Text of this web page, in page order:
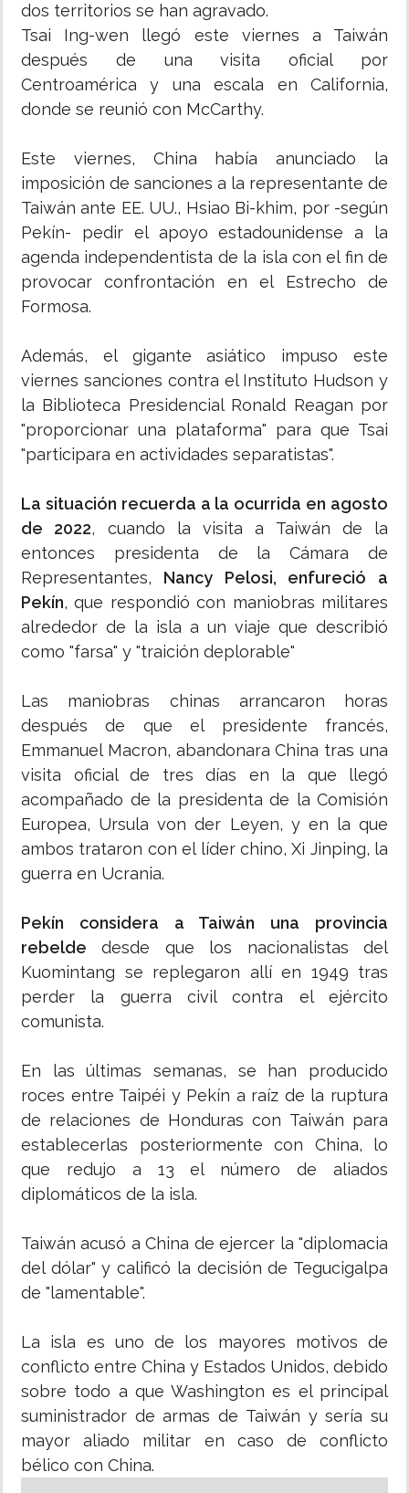
dos territorios se han agravado.
Tsai Ing-wen llegó este viernes a Taiwán
después de una visita oficial por
Centroamérica y una escala en California,
donde se reunió con McCarthy.
Este viernes, China había anunciado la
imposición de sanciones a la representante de
Taiwán ante EE. UU., Hsiao Bi-khim, por -según
Pekín- pedir el apoyo estadounidense a la
agenda independentista de la isla con el fin de
provocar confrontación en el Estrecho de
Formosa.
Además, el gigante asiático impuso este
viernes sanciones contra el Instituto Hudson y
la Biblioteca Presidencial Ronald Reagan por
"proporcionar una plataforma" para que Tsai
"participara en actividades separatistas".
La situación recuerda a la ocurrida en agosto
de 2022, cuando la visita a Taiwán de la
entonces presidenta de la Cámara de
Representantes, Nancy Pelosi, enfureció a
Pekín, que respondió con maniobras militares
alrededor de la isla a un viaje que describió
como "farsa" y "traición deplorable"
Las maniobras chinas arrancaron horas
después de que el presidente francés,
Emmanuel Macron, abandonara China tras una
visita oficial de tres días en la que llegó
acompañado de la presidenta de la Comisión
Europea, Ursula von der Leyen, y en la que
ambos trataron con el líder chino, Xi Jinping, la
guerra en Ucrania.
Pekín considera a Taiwán una provincia
rebelde desde que los nacionalistas del
Kuomintang se replegaron allí en 1949 tras
perder la guerra civil contra el ejército
comunista.
En las últimas semanas, se han producido
roces entre Taipéi y Pekín a raíz de la ruptura
de relaciones de Honduras con Taiwán para
establecerlas posteriormente con China, lo
que redujo a 13 el número de aliados
diplomáticos de la isla.
Taiwán acusó a China de ejercer la "diplomacia
del dólar" y calificó la decisión de Tegucigalpa
de "lamentable".
La isla es uno de los mayores motivos de
conflicto entre China y Estados Unidos, debido
sobre todo a que Washington es el principal
suministrador de armas de Taiwán y sería su
mayor aliado militar en caso de conflicto
bélico con China.